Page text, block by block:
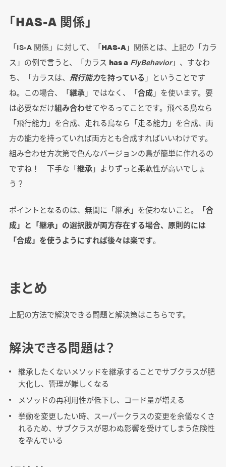
「HAS-A 関係」
「IS-A 関係」に対して、「HAS-A」関係とは、上記の「カラ
ス」の例で言うと、「カラス has a FlyBehavior」、すなわ
ち、「カラスは、 飛行能力を持っている 」ということです
ね。この場合、「継承」ではなく、「合成」を使います。要
は必要なだけ組み合わせてやるってことです。飛べる鳥なら
「飛行能力」を合成、走れる鳥なら「走る能力」を合成、両
方の能力を持っていれば両方とも合成すればいいわけです。
組み合わせ方次第で色んなバージョンの鳥が簡単に作れるの
ですね！ 下手な「継承」よりずっと柔軟性が高いでしょ
う？
ポイントとなるのは、無闇に「継承」を使わないこと。
「合
成」と「継承」の選択肢が両方存在する場合、原則的には
「合成」を使うようにすれば後々は楽です。
まとめ
上記の方法で解決できる問題と解決策はこちらです。
解決できる問題は？
継承したくないメソッドを継承することでサブクラスが肥
大化し、管理が難しくなる
メソッドの再利用性が低下し、コード量が増える
挙動を変更したい時、スーパークラスの変更を余儀なくさ
れるため、サブクラスが思わぬ影響を受けてしまう危険性
を孕んでいる